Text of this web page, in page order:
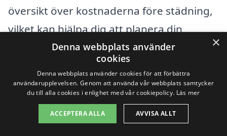
översikt över kostnaderna före städning,
vilket kan hjälpa dig att planera din
budget bättre.
Att använda en plattform som xn--
byggstdning-pris-0nb.se gör det enkelt
att hitta pålitliga och professionella
×
Denna webbplats använder
cookies
Denna webbplats använder cookies för att förbättra
användarupplevelsen. Genom att använda vår webbplats samtycker
du till alla cookies i enlighet med vår cookiepolicy. Läs mer
ACCEPTERA ALLA AVVISA ALLT